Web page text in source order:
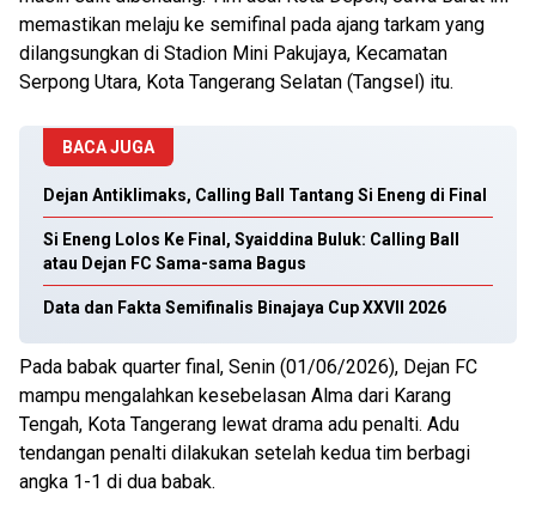
memastikan melaju ke semifinal pada ajang tarkam yang
dilangsungkan di Stadion Mini Pakujaya, Kecamatan
Serpong Utara, Kota Tangerang Selatan (Tangsel) itu.
BACA JUGA
Dejan Antiklimaks, Calling Ball Tantang Si Eneng di Final
Si Eneng Lolos Ke Final, Syaiddina Buluk: Calling Ball
atau Dejan FC Sama-sama Bagus
Data dan Fakta Semifinalis Binajaya Cup XXVII 2026
Pada babak quarter final, Senin (01/06/2026), Dejan FC
mampu mengalahkan kesebelasan Alma dari Karang
Tengah, Kota Tangerang lewat drama adu penalti. Adu
tendangan penalti dilakukan setelah kedua tim berbagi
angka 1-1 di dua babak.